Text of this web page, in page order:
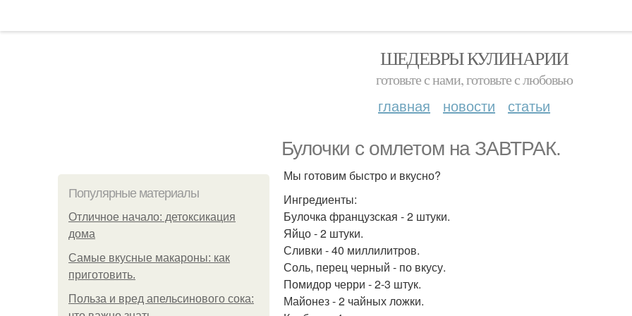
ШЕДЕВРЫ КУЛИНАРИИ
готовьте с нами, готовьте с любовью
главная новости статьи
Булочки с омлетом на ЗАВТРАК.
Популярные материалы
Отличное начало: детоксикация
дома
Самые вкусные макароны: как
приготовить.
Польза и вред апельсинового сока:
Мы готовим быстро и вкусно?
Ингредиенты:
Булочка французская - 2 штуки.
Яйцо - 2 штуки.
Сливки - 40 миллилитров.
Соль, перец черный - по вкусу.
Помидор черри - 2-3 штук.
Майонез - 2 чайных ложки.